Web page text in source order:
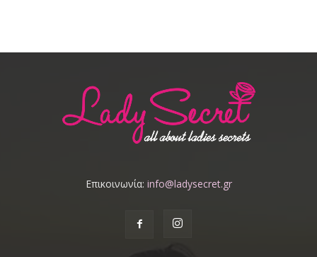
Επικοινωνία: info@ladysecret.gr